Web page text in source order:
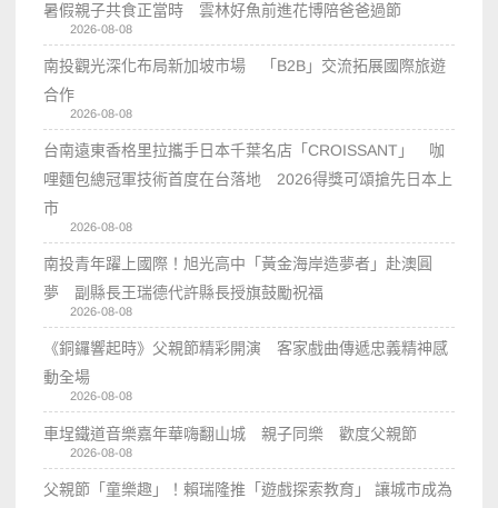
暑假親子共食正當時 雲林好魚前進花博陪爸爸過節
2026-08-08
南投觀光深化布局新加坡市場 「B2B」交流拓展國際旅遊
合作
2026-08-08
台南遠東香格里拉攜手日本千葉名店「CROISSANT」 咖
哩麵包總冠軍技術首度在台落地 2026得獎可頌搶先日本上
市
2026-08-08
南投青年躍上國際！旭光高中「黃金海岸造夢者」赴澳圓
夢 副縣長王瑞德代許縣長授旗鼓勵祝福
2026-08-08
《銅鑼響起時》父親節精彩開演 客家戲曲傳遞忠義精神感
動全場
2026-08-08
車埕鐵道音樂嘉年華嗨翻山城 親子同樂 歡度父親節
2026-08-08
父親節「童樂趣」！賴瑞隆推「遊戲探索教育」 讓城市成為